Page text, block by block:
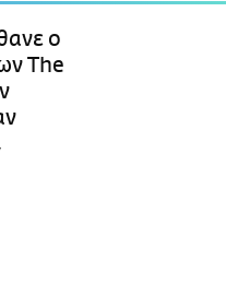
Οι Αθηναίοι
Απώλειες
ο
The